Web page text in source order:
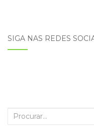
SIGA NAS REDES
Search